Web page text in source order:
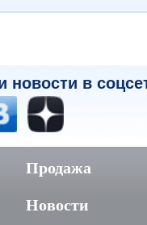
в
Продажа
Новости